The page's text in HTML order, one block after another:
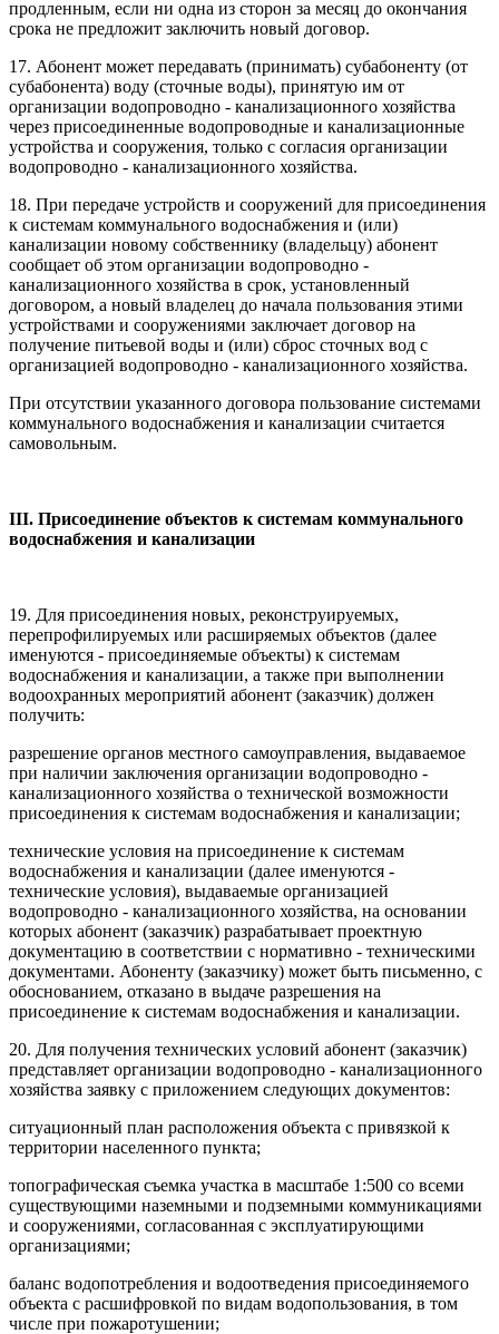
продленным, если ни одна из сторон за месяц до окончания
срока не предложит заключить новый договор.
17. Абонент может передавать (принимать) субабоненту (от
субабонента) воду (сточные воды), принятую им от
организации водопроводно - канализационного хозяйства
через присоединенные водопроводные и канализационные
устройства и сооружения, только с согласия организации
водопроводно - канализационного хозяйства.
18. При передаче устройств и сооружений для присоединения
к системам коммунального водоснабжения и (или)
канализации новому собственнику (владельцу) абонент
сообщает об этом организации водопроводно -
канализационного хозяйства в срок, установленный
договором, а новый владелец до начала пользования этими
устройствами и сооружениями заключает договор на
получение питьевой воды и (или) сброс сточных вод с
организацией водопроводно - канализационного хозяйства.
При отсутствии указанного договора пользование системами
коммунального водоснабжения и канализации считается
самовольным.
III. Присоединение объектов к системам коммунального
водоснабжения и канализации
19. Для присоединения новых, реконструируемых,
перепрофилируемых или расширяемых объектов (далее
именуются - присоединяемые объекты) к системам
водоснабжения и канализации, а также при выполнении
водоохранных мероприятий абонент (заказчик) должен
получить:
разрешение органов местного самоуправления, выдаваемое
при наличии заключения организации водопроводно -
канализационного хозяйства о технической возможности
присоединения к системам водоснабжения и канализации;
технические условия на присоединение к системам
водоснабжения и канализации (далее именуются -
технические условия), выдаваемые организацией
водопроводно - канализационного хозяйства, на основании
которых абонент (заказчик) разрабатывает проектную
документацию в соответствии с нормативно - техническими
документами. Абоненту (заказчику) может быть письменно, с
обоснованием, отказано в выдаче разрешения на
присоединение к системам водоснабжения и канализации.
20. Для получения технических условий абонент (заказчик)
представляет организации водопроводно - канализационного
хозяйства заявку с приложением следующих документов:
ситуационный план расположения объекта с привязкой к
территории населенного пункта;
топографическая съемка участка в масштабе 1:500 со всеми
существующими наземными и подземными коммуникациями
и сооружениями, согласованная с эксплуатирующими
организациями;
баланс водопотребления и водоотведения присоединяемого
объекта с расшифровкой по видам водопользования, в том
числе при пожаротушении;